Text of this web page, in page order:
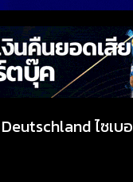
ไซเบ